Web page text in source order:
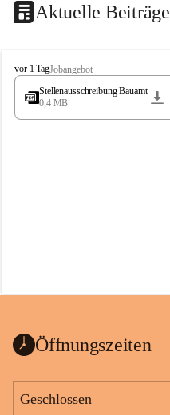
Aktuelle Beiträge
S
t
s
vor 1 TagJobangebot
Stellenausschreibung Bauamt
0,4 MB
Öffnungszeiten
Geschlossen